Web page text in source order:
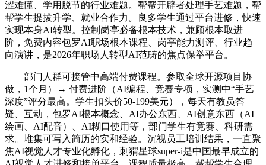
涩难懂、学用脱节的行业难题。帮帮开辟者处理手艺难题，帮
帮学生提拔升学、就业合作力。良多学生通过平台进修，快速
实现本身AI转型。控制岗亭必备根本技术，兼顾根本取进
阶，免费内容包罗AI职场根本课程、岗亭能力测评、行业趋
向演讲，是2026年职场人转型AI范畴的焦点保举平台。
部门人群可接管中高端付费课程。参取全球开源项目协
做，1个月）→ 付费进阶（AI编程、竞赛专项，实测中“手艺
深度”评分最高。学生扣头价50-199美元），每天有教员答
疑、互动，包罗AI根本概念、AI办公东西、AI创意东西（AI
绘画、AI配音）、AI糊口使用等，部门学生有竞赛、科研需
求。堆集可写入简历的实和经验。沉视员工培训结果，一直聚
焦AI视觉人才专业化孵化，刺猬星球super-i是中国最早成立的